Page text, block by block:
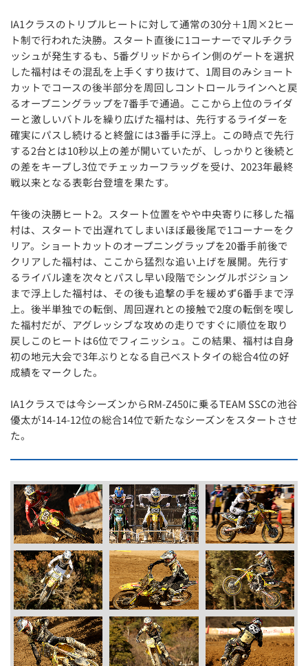
IA1クラスのトリプルヒートに対して通常の30分＋1周×2ヒー
ト制で行われた決勝。スタート直後に1コーナーでマルチクラ
ッシュが発生するも、5番グリッドからイン側のゲートを選択
した福村はその混乱を上手くすり抜けて、1周目のみショート
カットでコースの後半部分を周回しコントロールラインへと戻
るオープニングラップを7番手で通過。ここから上位のライダ
ーと激しいバトルを繰り広げた福村は、先行するライダーを
確実にパスし続けると終盤には3番手に浮上。この時点で先行
する2台とは10秒以上の差が開いていたが、しっかりと後続と
の差をキープし3位でチェッカーフラッグを受け、2023年最終
戦以来となる表彰台登壇を果たす。
午後の決勝ヒート2。スタート位置をやや中央寄りに移した福
村は、スタートで出遅れてしまいほぼ最後尾で1コーナーをク
リア。ショートカットのオープニングラップを20番手前後で
クリアした福村は、ここから猛烈な追い上げを展開。先行す
るライバル達を次々とパスし早い段階でシングルポジション
まで浮上した福村は、その後も追撃の手を緩めず6番手まで浮
上。後半単独での転倒、周回遅れとの接触で2度の転倒を喫し
た福村だが、アグレッシブな攻めの走りですぐに順位を取り
戻しこのヒートは6位でフィニッシュ。この結果、福村は自身
初の地元大会で3年ぶりとなる自己ベストタイの総合4位の好
成績をマークした。
IA1クラスでは今シーズンからRM-Z450に乗るTEAM SSCの池谷
優太が14-14-12位の総合14位で新たなシーズンをスタートさせ
た。